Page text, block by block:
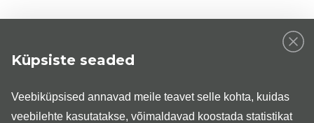
Küpsiste seaded
Veebiküpsised annavad meile teavet selle kohta, kuidas
veebilehte kasutatakse, võimaldavad koostada statistikat